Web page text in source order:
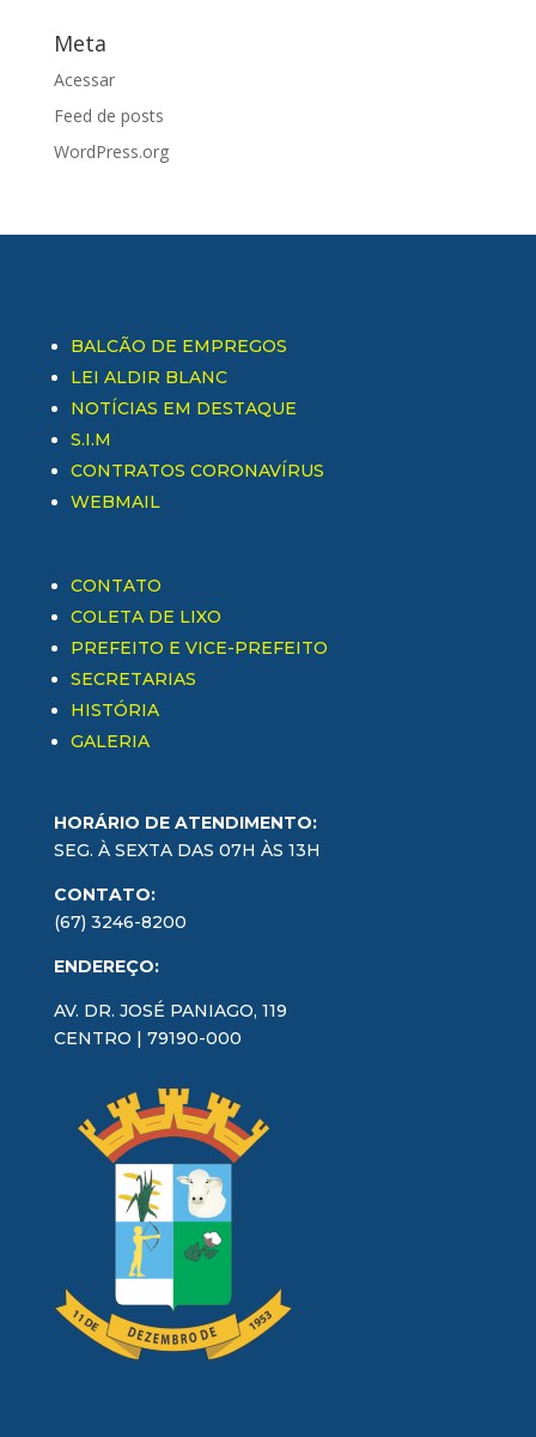
Meta
Acessar
Feed de posts
WordPress.org
BALCÃO DE EMPREGOS
LEI ALDIR BLANC
NOTÍCIAS EM DESTAQUE
S.I.M
CONTRATOS CORONAVÍRUS
WEBMAIL
CONTATO
COLETA DE LIXO
PREFEITO E VICE-PREFEITO
SECRETARIAS
HISTÓRIA
GALERIA
HORÁRIO DE ATENDIMENTO:
SEG. À SEXTA DAS 07H ÀS 13H
CONTATO:
(67) 3246-8200
ENDEREÇO:
AV. DR. JOSÉ PANIAGO, 119
CENTRO | 79190-000